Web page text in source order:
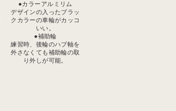
●カラーアルミリム
デザインの入ったブラッ
クカラーの車輪がカッコ
いい。
●補助輪
練習時、後輪のハブ軸を
外さなくても補助輪の取
り外しが可能。